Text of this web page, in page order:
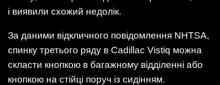
і виявили схожий недолік.
За даними відкличного повідомлення NHTSA,
спинку третього ряду в Cadillac Vistiq можна
скласти кнопкою в багажному відділенні або
кнопкою на стійці поруч із сидінням.